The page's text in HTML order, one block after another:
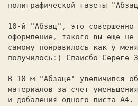
полиграфической газеты
10-й "Абзац", это совершенно
оформление, такого вы еще
самому понравилось как у
получилось:) Спаисбо Сереге
В 10-м "Абзаце" увеличился
материалов за счет
и добаления одного листа А4.